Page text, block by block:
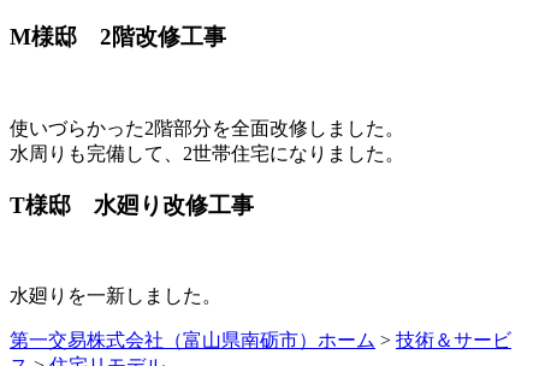
M様邸 2階改修工事
使いづらかった2階部分を全面改修しました。
水周りも完備して、2世帯住宅になりました。
T様邸 水廻り改修工事
水廻りを一新しました。
第一交易株式会社（富山県南砺市）ホーム > 技術＆サービ